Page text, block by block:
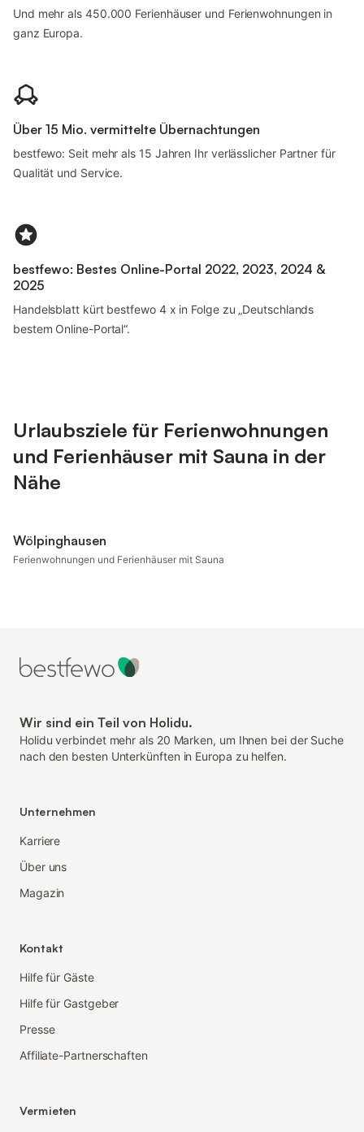
Und mehr als 450.000 Ferienhäuser und Ferienwohnungen in
ganz Europa.
Über 15 Mio. vermittelte Übernachtungen
bestfewo: Seit mehr als 15 Jahren Ihr verlässlicher Partner für
Qualität und Service.
bestfewo: Bestes Online-Portal 2022, 2023, 2024 &
2025
Handelsblatt kürt bestfewo 4 x in Folge zu „Deutschlands
bestem Online-Portal“.
Urlaubsziele für Ferienwohnungen
und Ferienhäuser mit Sauna in der
Nähe
Wölpinghausen
Ferienwohnungen und Ferienhäuser mit Sauna
Wir sind ein Teil von Holidu.
Holidu verbindet mehr als 20 Marken, um Ihnen bei der Suche
nach den besten Unterkünften in Europa zu helfen.
Unternehmen
Karriere
Über uns
Magazin
Kontakt
Hilfe für Gäste
Hilfe für Gastgeber
Presse
Affiliate-Partnerschaften
Vermieten